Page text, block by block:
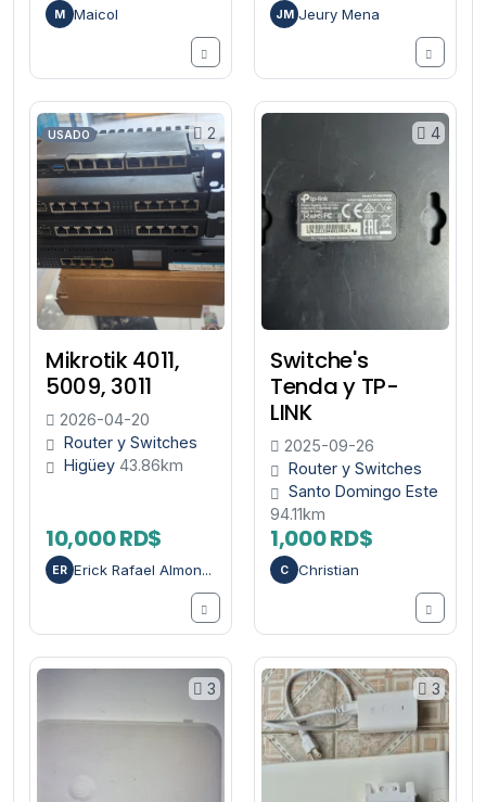
M Maicol JM Jeury Mena
2
USADO
Mikrotik 4011,
5009, 3011
2026-04-20
Router y Switches
Higüey 43.86km
10,000 RD$
ER Erick Rafael Almon...
4
Switche's
Tenda y TP-
LINK
2025-09-26
Router y Switches
Santo Domingo Este
94.11km
1,000 RD$
C Christian
3 3